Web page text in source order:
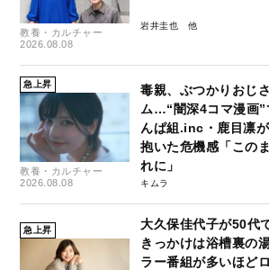
教養・カルチャー
2026.08.08
岩井圭也
急上昇
教養・カルチャー
2026.08.08
毒親、ぶつかりおじ
ム…“闇深4コマ漫画
んぱ組.inc・鹿目凛
抱いた危機感「この
れに」
キムラ
急上昇
大久保佳代子が50代
きっかけは浴槽裏の
ラー番組が多いほど